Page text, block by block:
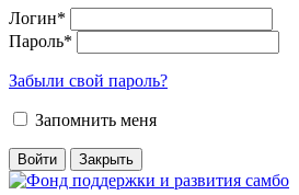
Логин*
Пароль*
Забыли свой пароль?
Запомнить меня